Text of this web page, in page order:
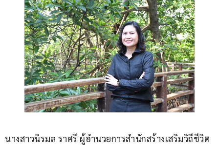
นางสาวนิรมล ราศรี ผู้อำนวยการสำนักสร้างเสริมวิถีชีวิต